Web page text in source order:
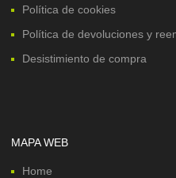
Política de cookies
Política de devoluciones y
Desistimiento de compra
MAPA WEB
Home